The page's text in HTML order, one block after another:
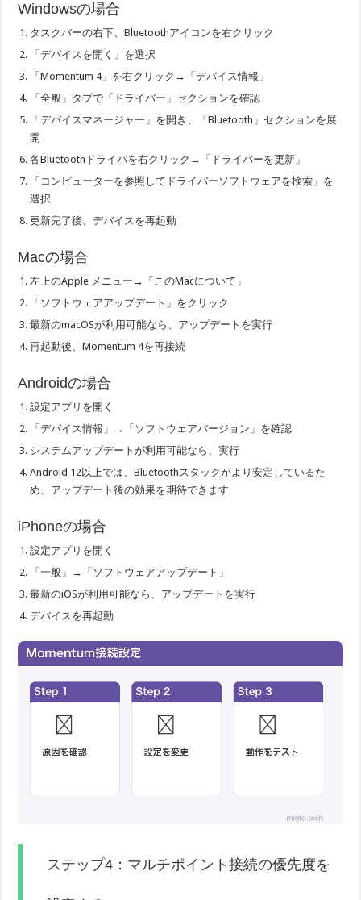
Windowsの場合
タスクバーの右下、Bluetoothアイコンを右クリック
「デバイスを開く」を選択
「Momentum 4」を右クリック→「デバイス情報」
「全般」タブで「ドライバー」セクションを確認
「デバイスマネージャー」を開き、「Bluetooth」セクションを展
開
各Bluetoothドライバを右クリック→「ドライバーを更新」
「コンピューターを参照してドライバーソフトウェアを検索」を
選択
更新完了後、デバイスを再起動
Macの場合
左上のApple メニュー→「このMacについて」
「ソフトウェアアップデート」をクリック
最新のmacOSが利用可能なら、アップデートを実行
再起動後、Momentum 4を再接続
Androidの場合
設定アプリを開く
「デバイス情報」→「ソフトウェアバージョン」を確認
システムアップデートが利用可能なら、実行
Android 12以上では、Bluetoothスタックがより安定しているた
め、アップデート後の効果を期待できます
iPhoneの場合
設定アプリを開く
「一般」→「ソフトウェアアップデート」
最新のiOSが利用可能なら、アップデートを実行
デバイスを再起動
ステップ4：マルチポイント接続の優先度を